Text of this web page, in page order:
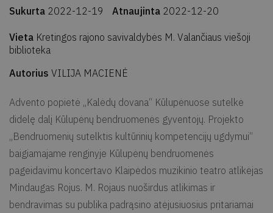
Sukurta 2022-12-19 Atnaujinta 2022-12-20
Vieta Kretingos rajono savivaldybės M. Valančiaus viešoji
biblioteka
Autorius VILIJA MACIENĖ
Advento popietė „Kalėdų dovana“ Kūlupėnuose sutelkė
didelę dalį Kūlupėnų bendruomenės gyventojų. Projekto
„Bendruomenių sutelktis kultūrinių kompetencijų ugdymui“
baigiamajame renginyje Kūlupėnų bendruomenės
pageidavimu koncertavo Klaipėdos muzikinio teatro atlikėjas
Mindaugas Rojus. M. Rojaus nuoširdus atlikimas ir
bendravimas su publika padrąsino atėjusiuosius pritariamai